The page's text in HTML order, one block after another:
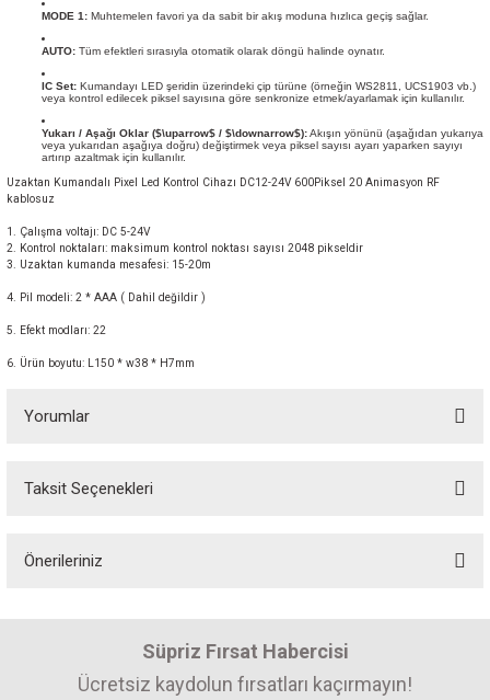
MODE 1: Muhtemelen favori ya da sabit bir akış moduna hızlıca geçiş sağlar.
AUTO: Tüm efektleri sırasıyla otomatik olarak döngü halinde oynatır.
IC Set: Kumandayı LED şeridin üzerindeki çip türüne (örneğin WS2811, UCS1903 vb.)
veya kontrol edilecek piksel sayısına göre senkronize etmek/ayarlamak için kullanılır.
Yukarı / Aşağı Oklar ($\uparrow$ / $\downarrow$):Akışın yönünü (aşağıdan yukarıya
veya yukarıdan aşağıya doğru) değiştirmek veya piksel sayısı ayarı yaparken sayıyı
artırıp azaltmak için kullanılır.
Uzaktan Kumandalı Pixel Led Kontrol Cihazı DC12-24V 600Piksel 20 Animasyon RF
kablosuz
1. Çalışma voltajı: DC 5-24V
2. Kontrol noktaları: maksimum kontrol noktası sayısı 2048 pikseldir
3. Uzaktan kumanda mesafesi: 15-20m
4. Pil modeli: 2 * AAA ( Dahil değildir )
5. Efekt modları: 22
6. Ürün boyutu: L150 * w38 * H7mm
Yorumlar
Taksit Seçenekleri
Önerileriniz
Görüş ve önerileriniz için teşekkür ederiz.
Süpriz Fırsat Habercisi
Ücretsiz kaydolun fırsatları kaçırmayın!